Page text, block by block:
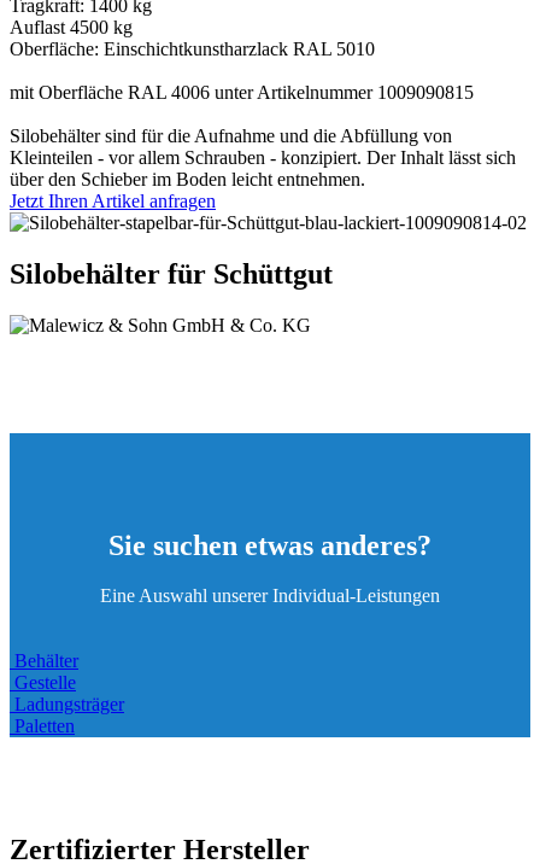
Tragkraft: 1400 kg
Auflast 4500 kg
Oberfläche: Einschichtkunstharzlack RAL 5010
mit Oberfläche RAL 4006 unter Artikelnummer 1009090815
Silobehälter sind für die Aufnahme und die Abfüllung von
Kleinteilen - vor allem Schrauben - konzipiert. Der Inhalt lässt sich
über den Schieber im Boden leicht entnehmen.
Jetzt Ihren Artikel anfragen
Silobehälter für Schüttgut
Sie suchen etwas anderes?
Eine Auswahl unserer Individual-Leistungen
Behälter
Gestelle
Ladungsträger
Paletten
Zertifizierter Hersteller